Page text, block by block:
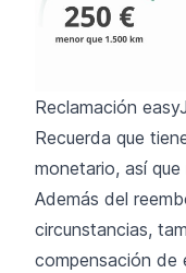
Reclamación
Recuerda que
monetario, así
Además del
circunstancias,
compensación